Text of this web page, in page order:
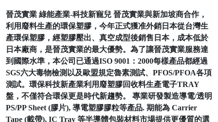
晉茂實業 綠能產業-科技新寵兒 晉茂實業與新加坡商合作，
利用廢料生產的環保塑膠，今年正式獲准外銷日本從台灣生
產環保塑膠，經塑膠壓出、真空成型後銷售日本，成本低於
日本廠商，是晉茂實業的最大優勢。為了讓晉茂實業服務達
到國際水準，本公司已通過ISO 9001：2000每樣產品都經過
SGS六大毒物檢測以及歐盟規定魯素測試、PFOS/PFOA各項
測試。環保科技新產業利用廢塑膠回收料生產電子TRAY
盤，不僅符合環保更是時代新趨勢。 專業研發製造導電/透明
PS/PP Sheet (膠片), 導電塑膠膠粒等產品. 期能為 Carrier
Tape (載帶), IC Tray 等半導體包裝材料市場提供更優質的選